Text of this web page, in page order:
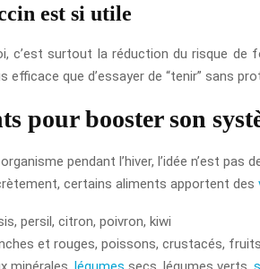
est si utile
c’est surtout la réduction du risque de
efficace que d’essayer de “tenir” sans
pour booster son
pendant l’hiver, l’idée n’est
certains aliments apportent des
persil, citron, poivron, kiwi
et rouges, poissons, crustacés,